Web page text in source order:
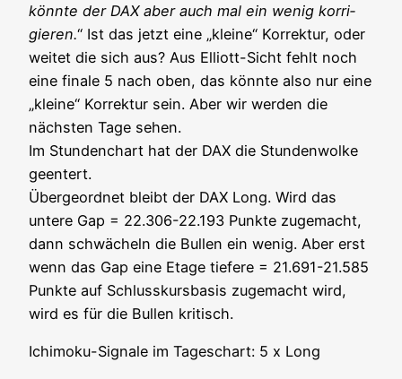
könn­te der DAX aber auch mal ein wenig kor­ri­
gie­ren.“ Ist das jetzt eine „klei­ne“ Kor­rek­tur, oder
wei­tet die sich aus? Aus Elliott-Sicht fehlt noch
eine fina­le 5 nach oben, das könn­te also nur eine
„klei­ne“ Kor­rek­tur sein. Aber wir wer­den die
nächs­ten Tage sehen.
Im Stun­den­chart hat der DAX die Stun­den­wol­ke
geen­tert.
Über­ge­ord­net bleibt der DAX Long. Wird das
unte­re Gap = 22.306-22.193 Punk­te zuge­macht,
dann schwä­cheln die Bul­len ein wenig. Aber erst
wenn das Gap eine Eta­ge tie­fe­re = 21.691-21.585
Punk­te auf Schluss­kurs­ba­sis zuge­macht wird,
wird es für die Bul­len kritisch.
Ichi­mo­ku-Signa­le im Tages­chart: 5 x Long